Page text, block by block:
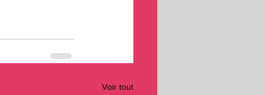
Voir tout